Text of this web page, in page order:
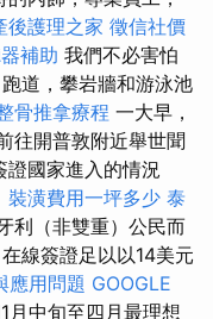
後護理之家 徵信社價
補助 我們不必害怕
道，攀岩牆和游泳池
骨推拿療程 一大早，
往開普敦附近舉世聞
國家進入的情況
裝潢費用一坪多少 泰
利（非雙重）公民而
線簽證足以以14美元
應用問題 GOOGLE
月中旬至四月最理想